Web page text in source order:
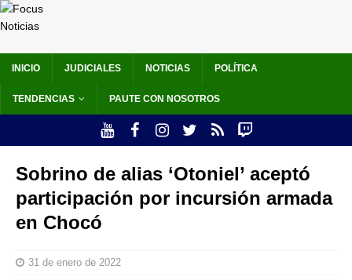
INICIO JUDICIALES NOTICIAS POLÍTICA
TENDENCIAS PAUTE CON NOSOTROS
Sobrino de alias ‘Otoniel’ aceptó
participación por incursión armada
en Chocó
31 de enero de 2022